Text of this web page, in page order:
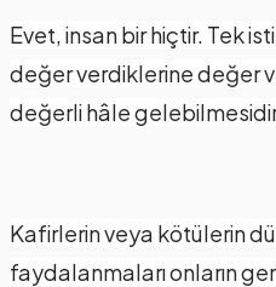
Evet, insan bir hiçtir. Tek
değer verdiklerine değer
değerli hâle
Kafirlerin veya kötülerin
faydalanmaları onların